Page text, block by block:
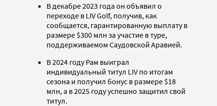
В декабре 2023 года он объявил о
переходе в LIV Golf, получив, как
сообщается, гарантированную выплату в
размере $300 млн за участие в туре,
поддерживаемом Саудовской Аравией.
В 2024 году Рам выиграл
индивидуальный титул LIV по итогам
сезона и получил бонус в размере $18
млн, а в 2025 году успешно защитил свой
титул.